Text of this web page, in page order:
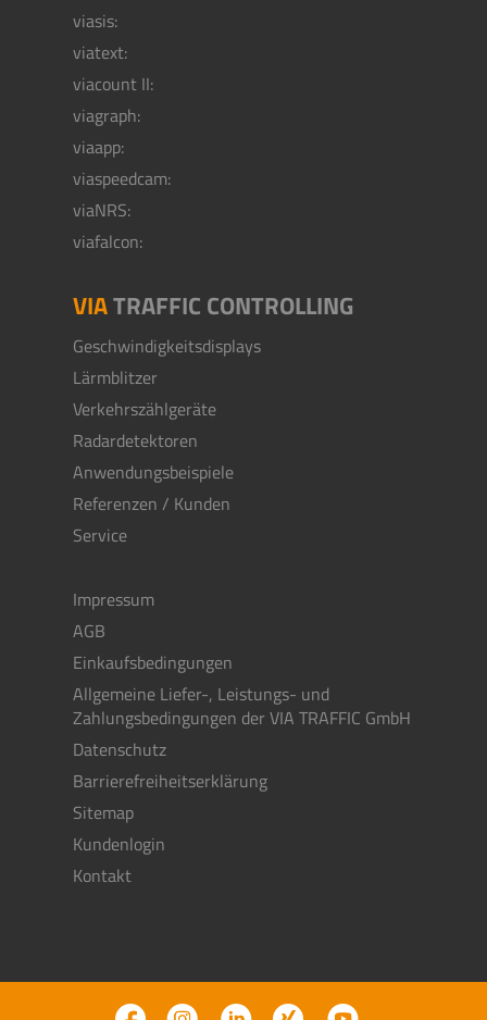
viasis:
viatext:
viacount II:
viagraph:
viaapp:
viaspeedcam:
viaNRS:
viafalcon:
VIATRAFFIC CONTROLLING
Geschwindigkeitsdisplays
Lärmblitzer
Verkehrszählgeräte
Radardetektoren
Anwendungsbeispiele
Referenzen / Kunden
Service
Impressum
AGB
Einkaufsbedingungen
Allgemeine Liefer-, Leistungs- und
Zahlungsbedingungen der VIA TRAFFIC GmbH
Datenschutz
Barrierefreiheitserklärung
Sitemap
Kundenlogin
Kontakt